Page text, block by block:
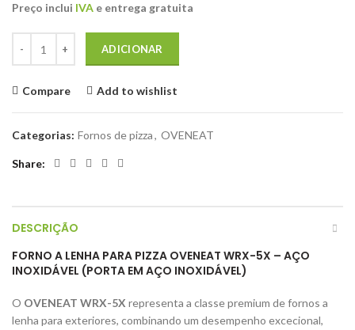
original
€3.100,00.
atual
€2.914,00.
Preço inclui IVA e entrega gratuita
ADICIONAR
Compare Add to wishlist
Categorias: Fornos de pizza, OVENEAT
Share
DESCRIÇÃO
FORNO A LENHA PARA PIZZA OVENEAT WRX-5X – AÇO
INOXIDÁVEL (PORTA EM AÇO INOXIDÁVEL)
O OVENEAT WRX-5X representa a classe premium de fornos a
lenha para exteriores, combinando um desempenho excecional,